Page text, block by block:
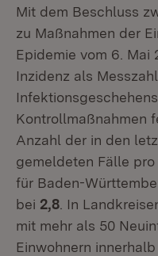
Mit dem Beschluss
zu Maßnahmen der
Epidemie vom 6. Mai
Inzidenz als
Kontrollmaßnahmen
Anzahl der in den
gemeldeten Fälle
für Baden-
bei 2,8 . In
mit mehr als 50
Einwohnern